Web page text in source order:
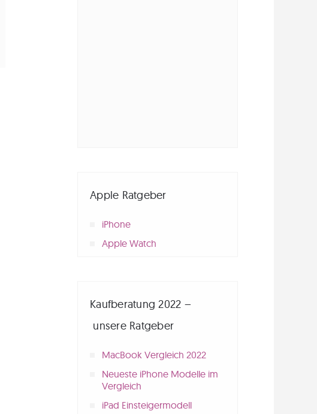
Apple Ratgeber
iPhone
Apple Watch
Kaufberatung 2022 –
unsere Ratgeber
MacBook Vergleich 2022
Neueste iPhone Modelle im
Vergleich
iPad Einsteigermodell